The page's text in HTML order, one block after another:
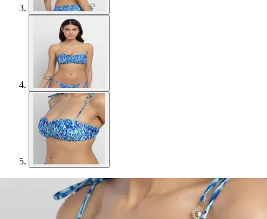
Dorina naisten bikiniyläosa